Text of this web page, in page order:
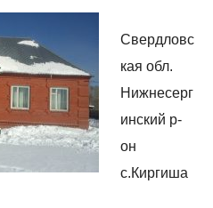
Свердловс
кая обл.
Нижнесерг
инский р-
он
с.Киргиша